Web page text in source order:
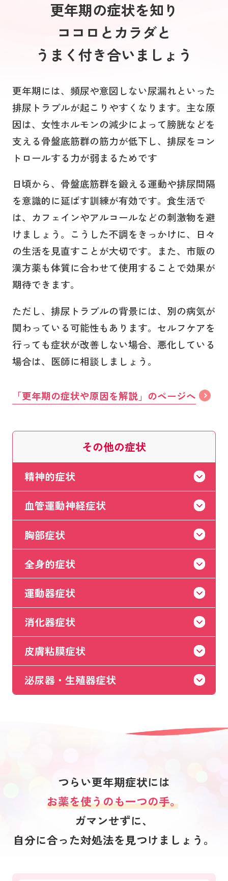
更年期の症状を知り
ココロとカラダと
うまく付き合いましょう
更年期には、頻尿や意図しない尿漏れといった
排尿トラブルが起こりやすくなります。主な原
因は、女性ホルモンの減少によって膀胱などを
支える骨盤底筋群の筋力が低下し、排尿をコン
トロールする力が弱まるためです
日頃から、骨盤底筋群を鍛える運動や排尿間隔
を意識的に延ばす訓練が有効です。食生活で
は、カフェインやアルコールなどの刺激物を避
けましょう。こうした不調をきっかけに、日々
の生活を見直すことが大切です。また、市販の
漢方薬も体質に合わせて使用することで効果が
期待できます。
ただし、排尿トラブルの背景には、別の病気が
関わっている可能性もあります。セルフケアを
行っても症状が改善しない場合、悪化している
場合は、医師に相談しましょう。
「更年期の症状や原因を解説」のページへ
その他の症状
精神的症状
血管運動神経症状
胸部症状
全身的症状
運動器症状
消化器症状
皮膚粘膜症状
泌尿器・生殖器症状
つらい更年期症状には
お薬を使うのも一つの手。
ガマンせずに、
自分に合った対処法を見つけましょう。